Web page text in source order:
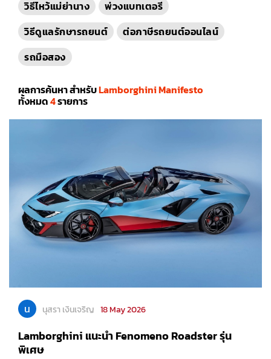
วิธีไหว้แม่ย่านาง
พ่วงแบทเตอรี
วิธีดูแลรักษารถยนต์
ต่อภาษีรถยนต์ออนไลน์
รถมือสอง
ผลการค้นหา สำหรับLamborghini Manifesto
ทั้งหมด4รายการ
น นุสรา เงินเจริญ 18 May 2026
Lamborghini แนะนำ Fenomeno Roadster รุ่น
พิเศษ